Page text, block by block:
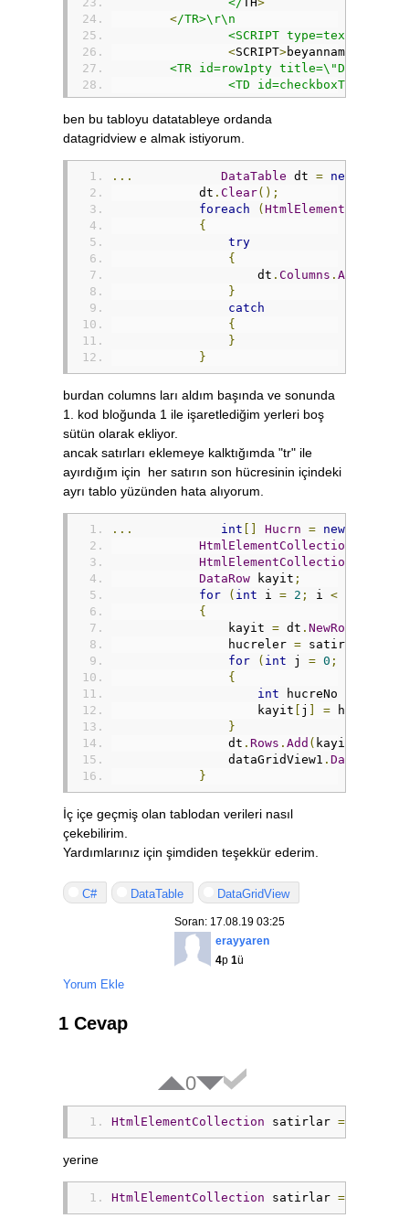
</TR>\r\n
		<SCRIPT type=text/
<SCRIPT>beyannameTipleri
<TR id=row1pty
<TD id=checkboxTDpty
<TD>KDV1</TD>\r\n
<TD
<TD
<TD
<TD id =
<TD
\r\n
		</
TD>
</TR>\r\n
</TBODY>
ben bu tabloyu datatableye ordanda
datagridview e almak istiyorum.
... DataTable dt = new
            dt
. Clear();
foreach
(HtmlElement
{
try
{
                    dt
. Columns . Add
}
catch
{
}
}
burdan columns ları aldım başında ve sonunda
1. kod bloğunda 1 ile işaretlediğim yerleri boş
sütün olarak ekliyor.
ancak satırları eklemeye kalktığımda "tr" ile
ayırdığım için her satırın son hücresinin içindeki
ayrı tablo yüzünden hata alıyorum.
... int [] Hucrn = new
HtmlElementCollection
HtmlElementCollection
DataRow kayit ;
for
( int i = 2 ; i <
{
                kayit
= dt . NewRow
                hucreler
= satirlar
for
( int j = 0 ;
{
int hucreNo
                    kayit
[ j ] = hucreler
}
                dt
. Rows . Add ( kayit
                dataGridView1
. DataSource
}
İç içe geçmiş olan tablodan verileri nasıl
çekebilirim.
Yardımlarınız için şimdiden teşekkür ederim.
C# DataTable DataGridView
Soran: 17.08.19 03:25
erayyaren
4p 1ü
Yorum Ekle
1 Cevap
0
HtmlElementCollection satirlar =
yerine
HtmlElementCollection satirlar =